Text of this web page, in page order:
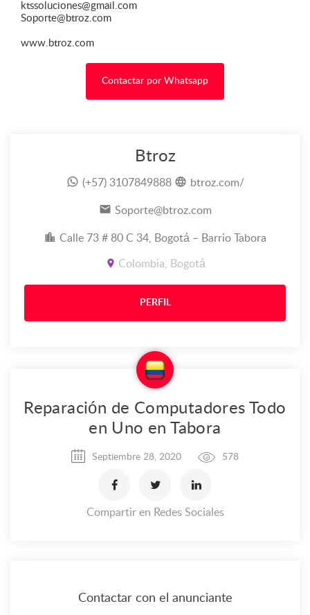
ktssoluciones@gmail.com
Soporte@btroz.com
www.btroz.com
Contactar por Whatsapp
Btroz
(+57) 3107849888 btroz.com/
Soporte@btroz.com
Calle 73 # 80 C 34, Bogotá – Barrio Tabora
Colombia, Bogotá
PERFIL
Reparación de Computadores Todo
en Uno en Tabora
Septiembre 28, 2020 578
Compartir en Redes Sociales
Contactar con el anunciante